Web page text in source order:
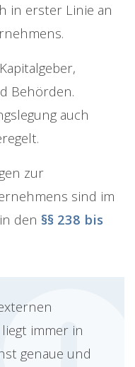
in erster Linie an
Behörden.
auch
zur
sind im
in den §§ 238 bis
immer in
genaue und